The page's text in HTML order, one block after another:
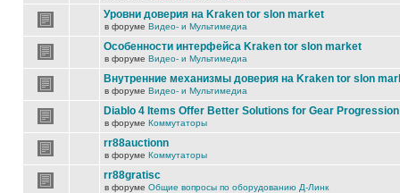
Уровни доверия на Kraken tor slon market
в форуме Видео- и Мультимедиа
Особенности интерфейса Kraken tor slon market
в форуме Видео- и Мультимедиа
Внутренние механизмы доверия на Kraken tor slon
в форуме Видео- и Мультимедиа
Diablo 4 Items Offer Better Solutions for Gear Progression
в форуме Коммутаторы
rr88auctionn
в форуме Коммутаторы
rr88gratisc
в форуме Общие вопросы по оборудованию Д-Линк